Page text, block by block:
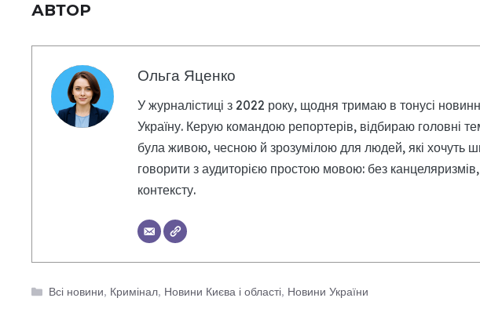
АВТОР
Ольга Яценко
У журналістиці з 2022 року, щодня тримаю в тонусі
Україну. Керую командою репортерів, відбираю головні
була живою, чесною й зрозумілою для людей, які хочуть
говорити з аудиторією простою мовою: без
контексту.
Категорії
Всі новини, Кримінал, Новини Києва і області, Новини України